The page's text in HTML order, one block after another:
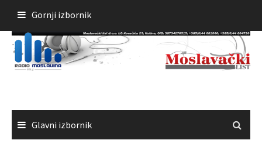
sadržaja
Gornji izbornik
Glavni izbornik